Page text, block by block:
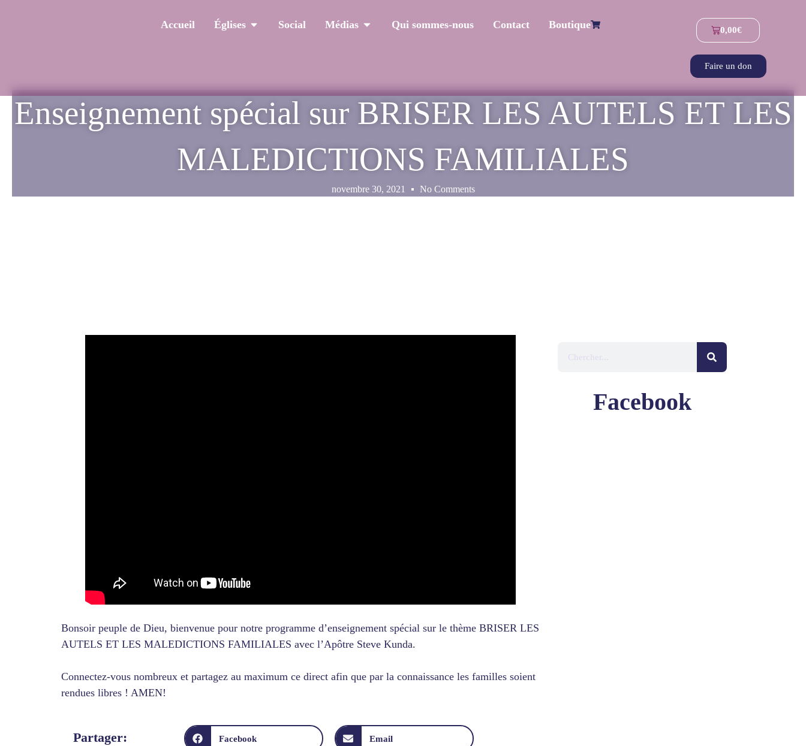
Accueil Églises Social Médias Qui sommes-nous Contact Boutique 0,00€
Faire un don
Enseignement spécial sur BRISER LES AUTELS ET LES
MALEDICTIONS FAMILIALES
novembre 30, 2021 No Comments
Bonsoir peuple de Dieu, bienvenue pour notre programme d’enseignement spécial sur le thème BRISER LES
AUTELS ET LES MALEDICTIONS FAMILIALES avec l’Apôtre Steve Kunda.
Connectez-vous nombreux et partagez au maximum ce direct afin que par la connaissance les familles soient
rendues libres ! AMEN!
Partager: Facebook Email
Facebook